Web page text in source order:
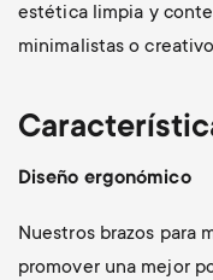
estética limpia y
minimalistas o
Diseño ergonómico
Nuestros brazos para
promover una mejor